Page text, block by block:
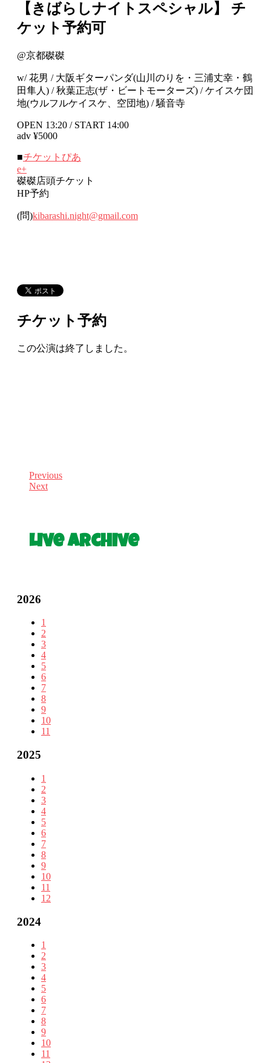
【きばらしナイトスペシャル】
チ
ケット予約可
@京都磔磔
w/ 花男 / 大阪ギターパンダ(山川のりを・三浦丈幸・鶴
田隼人) / 秋葉正志(ザ・ビートモーターズ) / ケイスケ団
地(ウルフルケイスケ、空団地) / 騒音寺
OPEN 13:20 / START 14:00
adv ¥5000
■チケットぴあ
e+
磔磔店頭チケット
HP予約
(問)kibarashi.night@gmail.com
チケット予約
この公演は終了しました。
Previous
Next
Live Archive
2026
1
2
3
4
5
6
7
8
9
10
11
2025
1
2
3
4
5
6
7
8
9
10
11
12
2024
1
2
3
4
5
6
7
8
9
10
11